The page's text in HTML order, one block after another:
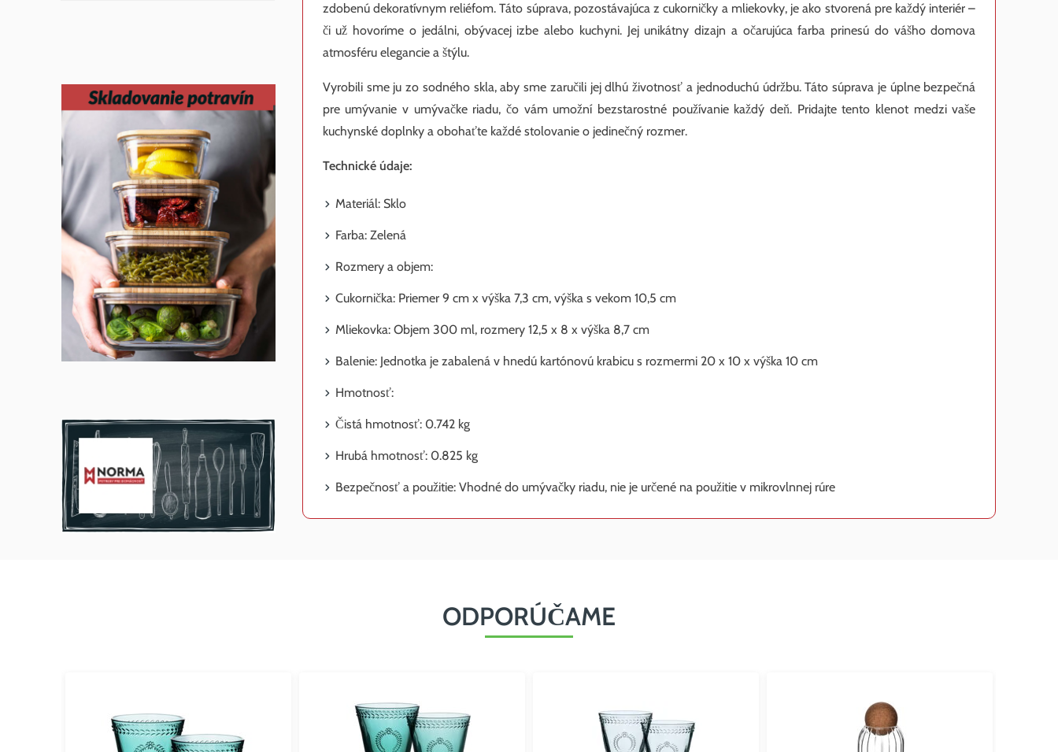
zdobenú dekoratívnym reliéfom. Táto súprava, pozostávajúca z cukorničky a mliekovky, je ako stvorená pre každý interiér –
či už hovoríme o jedálni, obývacej izbe alebo kuchyni. Jej unikátny dizajn a očarujúca farba prinesú do vášho domova
atmosféru elegancie a štýlu.
Vyrobili sme ju zo sodného skla, aby sme zaručili jej dlhú životnosť a jednoduchú údržbu. Táto súprava je úplne bezpečná
pre umývanie v umývačke riadu, čo vám umožní bezstarostné používanie každý deň. Pridajte tento klenot medzi vaše
kuchynské doplnky a obohaťte každé stolovanie o jedinečný rozmer.
Technické údaje:
Materiál: Sklo
Farba: Zelená
Rozmery a objem:
Cukornička: Priemer 9 cm x výška 7,3 cm, výška s vekom 10,5 cm
Mliekovka: Objem 300 ml, rozmery 12,5 x 8 x výška 8,7 cm
Balenie: Jednotka je zabalená v hnedú kartónovú krabicu s rozmermi 20 x 10 x výška 10 cm
Hmotnosť:
Čistá hmotnosť: 0.742 kg
Hrubá hmotnosť: 0.825 kg
Bezpečnosť a použitie: Vhodné do umývačky riadu, nie je určené na použitie v mikrovlnnej rúre
ODPORÚČAME